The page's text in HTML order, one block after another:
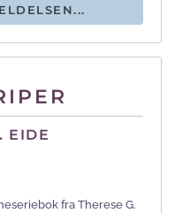
EIDE
fra Therese G.